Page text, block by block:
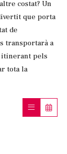
costat? Un
que porta
de
transportarà a
pels
tota la